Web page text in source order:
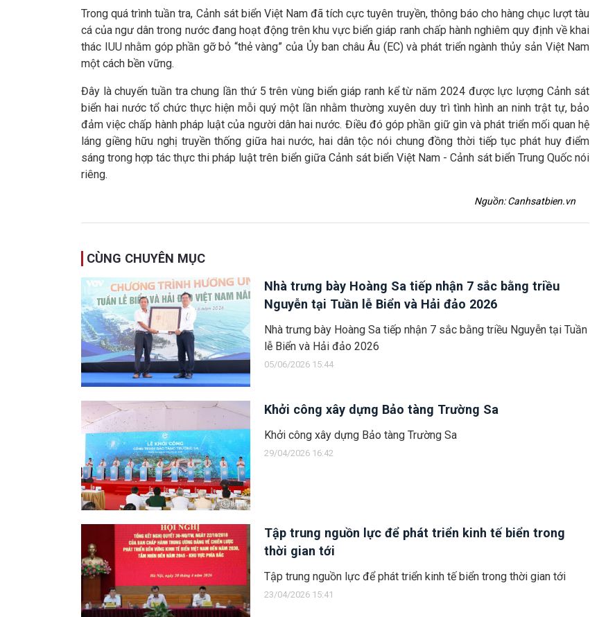
Trong quá trình tuần tra, Cảnh sát biển Việt Nam đã tích cực tuyên truyền, thông báo cho hàng chục lượt tàu
cá của ngư dân trong nước đang hoạt động trên khu vực biển giáp ranh chấp hành nghiêm quy định về khai
thác IUU nhằm góp phần gỡ bỏ “thẻ vàng” của Ủy ban châu Âu (EC) và phát triển ngành thủy sản Việt Nam
một cách bền vững.
Đây là chuyến tuần tra chung lần thứ 5 trên vùng biển giáp ranh kể từ năm 2024 được lực lượng Cảnh sát
biển hai nước tổ chức thực hiện mỗi quý một lần nhằm thường xuyên duy trì tình hình an ninh trật tự, bảo
đảm việc chấp hành pháp luật của người dân hai nước. Điều đó góp phần giữ gìn và phát triển mối quan hệ
láng giềng hữu nghị truyền thống giữa hai nước, hai dân tộc nói chung đồng thời tiếp tục phát huy điểm
sáng trong hợp tác thực thi pháp luật trên biển giữa Cảnh sát biển Việt Nam - Cảnh sát biển Trung Quốc nói
riêng.
Nguồn: Canhsatbien.vn
CÙNG CHUYÊN MỤC
Nhà trưng bày Hoàng Sa tiếp nhận 7 sắc bằng triều
Nguyễn tại Tuần lễ Biển và Hải đảo 2026
Nhà trưng bày Hoàng Sa tiếp nhận 7 sắc bằng triều Nguyễn tại Tuần
lễ Biển và Hải đảo 2026
05/06/2026 15:44
Khởi công xây dựng Bảo tàng Trường Sa
Khởi công xây dựng Bảo tàng Trường Sa
29/04/2026 16:42
Tập trung nguồn lực để phát triển kinh tế biển trong
thời gian tới
Tập trung nguồn lực để phát triển kinh tế biển trong thời gian tới
23/04/2026 15:41